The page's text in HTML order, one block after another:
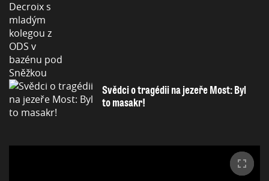
Svědci o tragédii na jezeře Most: Byl
to masakr!